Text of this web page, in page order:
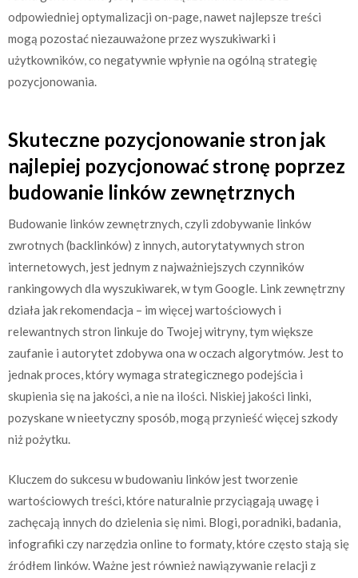
odpowiedniej optymalizacji on-page, nawet najlepsze treści
mogą pozostać niezauważone przez wyszukiwarki i
użytkowników, co negatywnie wpłynie na ogólną strategię
pozycjonowania.
Skuteczne pozycjonowanie stron jak
najlepiej pozycjonować stronę poprzez
budowanie linków zewnętrznych
Budowanie linków zewnętrznych, czyli zdobywanie linków
zwrotnych (backlinków) z innych, autorytatywnych stron
internetowych, jest jednym z najważniejszych czynników
rankingowych dla wyszukiwarek, w tym Google. Link zewnętrzny
działa jak rekomendacja – im więcej wartościowych i
relewantnych stron linkuje do Twojej witryny, tym większe
zaufanie i autorytet zdobywa ona w oczach algorytmów. Jest to
jednak proces, który wymaga strategicznego podejścia i
skupienia się na jakości, a nie na ilości. Niskiej jakości linki,
pozyskane w nieetyczny sposób, mogą przynieść więcej szkody
niż pożytku.
Kluczem do sukcesu w budowaniu linków jest tworzenie
wartościowych treści, które naturalnie przyciągają uwagę i
zachęcają innych do dzielenia się nimi. Blogi, poradniki, badania,
infografiki czy narzędzia online to formaty, które często stają się
źródłem linków. Ważne jest również nawiązywanie relacji z